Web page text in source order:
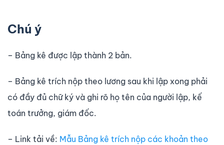
Chú ý
– Bảng kê được lập thành 2 bản.
– Bảng kê trích nộp theo lương sau khi lập xong phải
có đầy đủ chữ ký và ghi rõ họ tên của người lập, kế
toán trưởng, giám đốc.
– Link tải về: Mẫu Bảng kê trích nộp các khoản theo